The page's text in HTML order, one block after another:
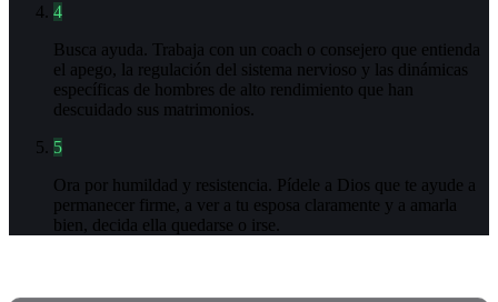
4
Busca ayuda. Trabaja con un coach o consejero que entienda
el apego, la regulación del sistema nervioso y las dinámicas
específicas de hombres de alto rendimiento que han
descuidado sus matrimonios.
5
Ora por humildad y resistencia. Pídele a Dios que te ayude a
permanecer firme, a ver a tu esposa claramente y a amarla
bien, decida ella quedarse o irse.